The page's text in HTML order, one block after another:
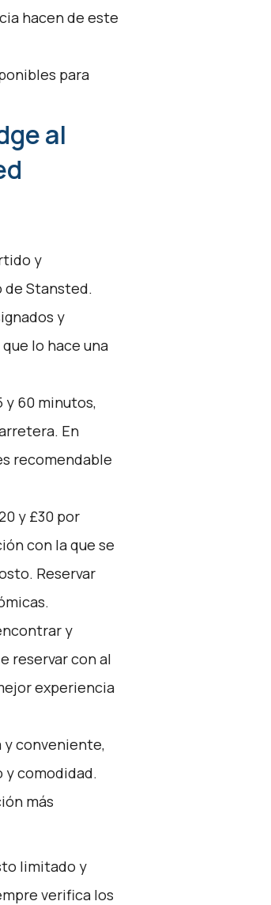
hacen de este
para
al
y
de Stansted.
y
lo hace una
y 60 minutos,
En
recomendable
y £30 por
con la que se
Reservar
y
reservar con al
experiencia
y conveniente,
y comodidad.
más
limitado y
verifica los